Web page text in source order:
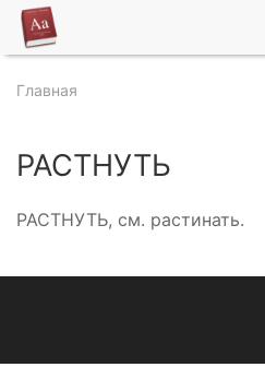
Главная
РАСТНУТЬ
РАСТНУТЬ, см. растинать.